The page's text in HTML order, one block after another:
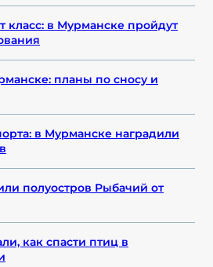
класс: в Мурманске пройдут
планы по сносу и
в Мурманске наградили
полуостров Рыбачий от
как спасти птиц в